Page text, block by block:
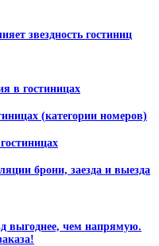
звездность гостиниц
в гостиницах
(категории номеров)
брони, заезда и выезда
выгоднее, чем напрямую.